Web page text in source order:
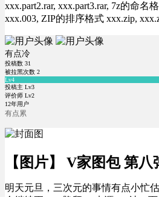
xxx.part2.rar, xxx.part3.rar, 7z的命名
xxx.003, ZIP的排序格式 xxx.zip,
有点冷
投稿数 31
被拉黑次数 2
Lv4
投稿主 Lv3
评价师 Lv2
12年用户
有点累
【图片】 V家图包 第
明天元旦，三次元的事情有点小忙